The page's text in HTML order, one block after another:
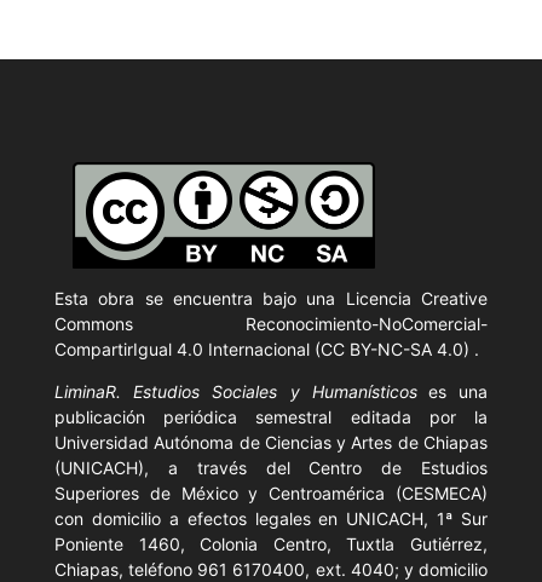
Esta obra se encuentra bajo una Licencia Creative
Commons Reconocimiento-NoComercial-
CompartirIgual 4.0 Internacional (CC BY-NC-SA 4.0) .
LiminaR. Estudios Sociales y Humanísticos es una
publicación periódica semestral editada por la
Universidad Autónoma de Ciencias y Artes de Chiapas
(UNICACH), a través del Centro de Estudios
Superiores de México y Centroamérica (CESMECA)
con domicilio a efectos legales en UNICACH, 1ª Sur
Poniente 1460, Colonia Centro, Tuxtla Gutiérrez,
Chiapas, teléfono 961 6170400, ext. 4040; y domicilio